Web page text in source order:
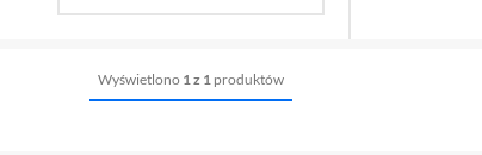
Wyświetlono 1 z 1 produktów